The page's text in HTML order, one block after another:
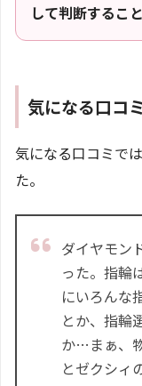
して判断するこ
気になる口コ
気になる口コミで
た。
ダイヤモン
った。指輪
にいろんな
とか、指輪
か…まぁ、
とゼクシィ